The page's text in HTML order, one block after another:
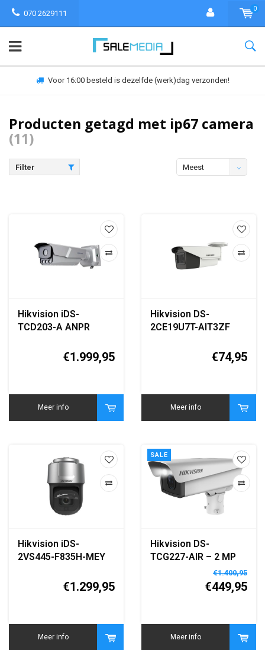
070 2629111
0
Voor 16:00 besteld is dezelfde (werk)dag verzonden!
Producten getagd met ip67 camera
(11)
Filter
Meest
Hikvision iDS-
TCD203-A ANPR
Detection Camera
€1.999,95
Meer info
Hikvision DS-
2CE19U7T-AIT3ZF
€74,95
Meer info
Hikvision iDS-
2VS445-F835H-MEY
Speed Dome Camera
€1.299,95
Meer info
SALE
Hikvision DS-
TCG227-AIR – 2 MP
ANPR IR Intelligente
Ingang Video Unit​
€1.400,95
€449,95
Meer info